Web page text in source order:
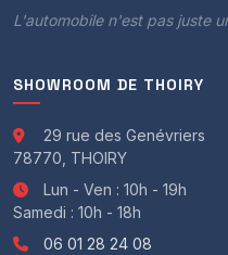
L'automobile n'est pas juste
SHOWROOM DE THOIRY
29 rue des Genévriers
78770, THOIRY
Lun - Ven : 10h - 19h
Samedi : 10h - 18h
06 01 28 24 08